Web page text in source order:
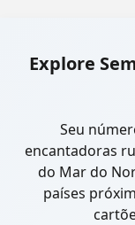
Explore
Seu
encantadoras
do Mar do
países